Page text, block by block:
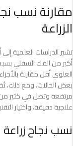
مقارنة نسب
الزراعة
تشير الدراسات العلمية إلى
أكبر من الفك السفلي
العلوي أقل مقارنة
بعض الحالات. ومع ذلك،
علاجية دقيقة، واختيار
نسب نجاح